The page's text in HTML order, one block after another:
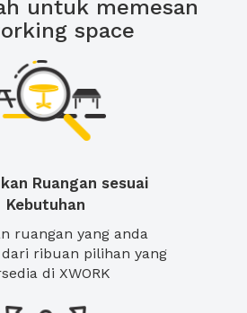
untuk memesan
space
Ruangan sesuai
Kebutuhan
ruangan yang anda
ribuan pilihan yang
di XWORK